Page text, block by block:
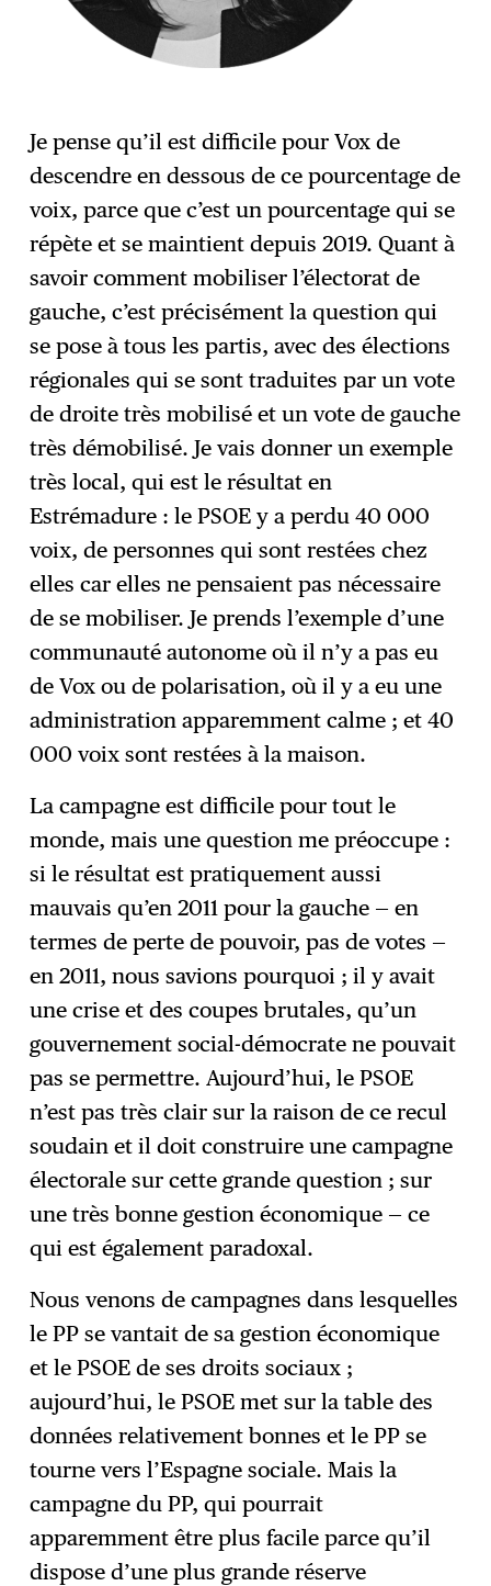
Je pense qu’il est difficile pour Vox de
descendre en dessous de ce pourcentage de
voix, parce que c’est un pourcentage qui se
répète et se maintient depuis 2019. Quant à
savoir comment mobiliser l’électorat de
gauche, c’est précisément la question qui
se pose à tous les partis, avec des élections
régionales qui se sont traduites par un vote
de droite très mobilisé et un vote de gauche
très démobilisé. Je vais donner un exemple
très local, qui est le résultat en
Estrémadure : le PSOE y a perdu 40 000
voix, de personnes qui sont restées chez
elles car elles ne pensaient pas nécessaire
de se mobiliser. Je prends l’exemple d’une
communauté autonome où il n’y a pas eu
de Vox ou de polarisation, où il y a eu une
administration apparemment calme ; et 40
000 voix sont restées à la maison.
La campagne est difficile pour tout le
monde, mais une question me préoccupe :
si le résultat est pratiquement aussi
mauvais qu’en 2011 pour la gauche — en
termes de perte de pouvoir, pas de votes —
en 2011, nous savions pourquoi ; il y avait
une crise et des coupes brutales, qu’un
gouvernement social-démocrate ne pouvait
pas se permettre. Aujourd’hui, le PSOE
n’est pas très clair sur la raison de ce recul
soudain et il doit construire une campagne
électorale sur cette grande question ; sur
une très bonne gestion économique — ce
qui est également paradoxal.
Nous venons de campagnes dans lesquelles
le PP se vantait de sa gestion économique
et le PSOE de ses droits sociaux ;
aujourd’hui, le PSOE met sur la table des
données relativement bonnes et le PP se
tourne vers l’Espagne sociale. Mais la
campagne du PP, qui pourrait
apparemment être plus facile parce qu’il
dispose d’une plus grande réserve